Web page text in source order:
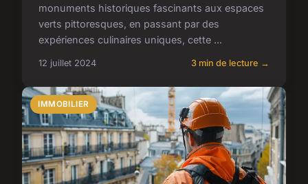
monuments historiques fascinants aux espaces
verts pittoresques, en passant par des
expériences culinaires uniques, cette ...
12 juillet 2024 3 min de lecture →
IMMOBILIER